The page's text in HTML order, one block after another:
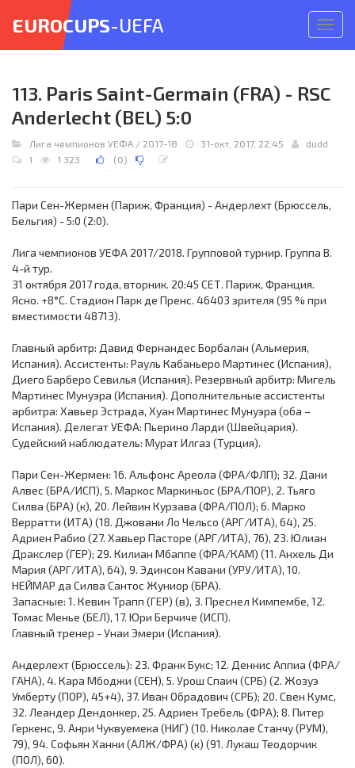
меню
EUROCUPS-UEFA
113. Paris Saint-Germain (FRA) - RSC
Anderlecht (BEL) 5:0
Лига чемпионов УЕФА / 2017-18 31-окт, 2017, 22:45
dudd
1
1 323 (0)
Пари Сен-Жермен (Париж, Франция) - Андерлехт (Брюссель,
Бельгия) - 5:0 (2:0).
Лига чемпионов УЕФА 2017/2018. Групповой турнир. Группа B.
4-й тур.
31 октября 2017 года, вторник. 20:45 СЕТ. Париж, Франция.
Ясно. +8°C. Стадион Парк де Пренс. 46403 зрителя (95 % при
вместимости 48713).
Главный арбитр: Давид Фернандес Борбалан (Альмерия,
Испания). Ассистенты: Рауль Кабаньеро Мартинес (Испания),
Диего Барберо Севилья (Испания). Резервный арбитр: Мигель
Мартинес Мунуэра (Испания). Дополнительные ассистенты
арбитра: Хавьер Эстрада, Хуан Мартинес Мунуэра (оба –
Испания). Делегат УЕФА: Пьерино Ларди (Швейцария).
Судейский наблюдатель: Мурат Илгаз (Турция).
Пари Сен-Жермен: 16. Альфонс Ареола (ФРА/ФЛП); 32. Дани
Алвес (БРА/ИСП), 5. Маркос Маркиньос (БРА/ПОР), 2. Тьяго
Силва (БРА) (к), 20. Лейвин Курзава (ФРА/ПОЛ); 6. Марко
Верратти (ИТА) (18. Джовани Ло Чельсо (АРГ/ИТА), 64), 25.
Адриен Рабио (27. Хавьер Пасторе (АРГ/ИТА), 76), 23. Юлиан
Дракслер (ГЕР); 29. Килиан Мбаппе (ФРА/КАМ) (11. Анхель Ди
Мария (АРГ/ИТА), 64), 9. Эдинсон Кавани (УРУ/ИТА), 10.
НЕЙМАР да Силва Сантос Жуниор (БРА).
Запасные: 1. Кевин Трапп (ГЕР) (в), 3. Преснел Кимпембе, 12.
Томас Менье (БЕЛ), 17. Юри Берчиче (ИСП).
Главный тренер - Унаи Эмери (Испания).
Андерлехт (Брюссель): 23. Франк Букс; 12. Деннис Аппиа (ФРА/
ГАНА), 4. Кара Мбоджи (СЕН), 5. Урош Спаич (СРБ) (2. Жозуэ
Умберту (ПОР), 45+4), 37. Иван Обрадович (СРБ); 20. Свен Кумс,
32. Леандер Дендонкер, 25. Адриен Требель (ФРА); 8. Питер
Геркенс, 9. Анри Чуквуемека (НИГ) (10. Николае Станчу (РУМ),
79), 94. Софьян Ханни (АЛЖ/ФРА) (к) (91. Лукаш Теодорчик
(ПОЛ), 60).